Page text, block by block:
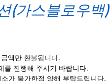
(가스블로우백)
액만 환불됩니다.
를 진행해 주시기 바랍니다.
가 불가한점 양해 부탁드립니다.